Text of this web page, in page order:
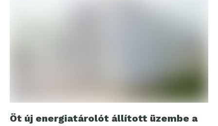
Öt új energiatárolót állított üzembe a